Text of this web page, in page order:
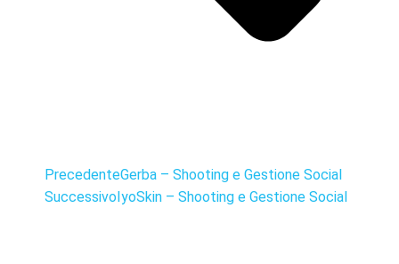
PrecedenteGerba – Shooting e Gestione Social
SuccessivoIyoSkin – Shooting e Gestione Social